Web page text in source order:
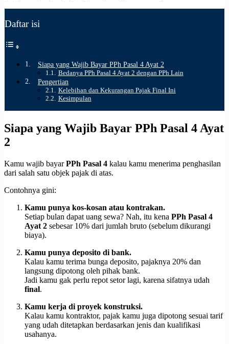
Daftar isi
Siapa yang Wajib Bayar PPh Pasal 4 Ayat 2
Bedanya PPh Pasal 4 Ayat 2 dengan PPh Lain
Pengertian
Kelebihan dan Kekurangan Pajak Final Ini
Kesimpulan
Siapa yang Wajib Bayar PPh Pasal 4 Ayat
2
Kamu wajib bayarPPh Pasal 4 kalau kamu menerima penghasilan
dari salah satu objek pajak di atas.
Contohnya gini:
Kamu punya kos-kosan atau kontrakan.
Setiap bulan dapat uang sewa? Nah, itu kena PPh Pasal 4
Ayat 2 sebesar 10% dari jumlah bruto (sebelum dikurangi
biaya).
Kamu punya deposito di bank.
Kalau kamu terima bunga deposito, pajaknya 20% dan
langsung dipotong oleh pihak bank.
Jadi kamu gak perlu repot setor lagi, karena sifatnya udah
final.
Kamu kerja di proyek konstruksi.
Kalau kamu kontraktor, pajak kamu juga dipotong sesuai tarif
yang udah ditetapkan berdasarkan jenis dan kualifikasi
usahanya.